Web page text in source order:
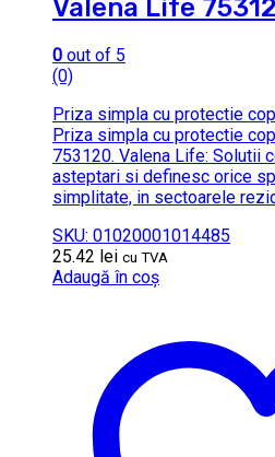
Valena Life
0 out of 5
(0)
Priza simpla cu protectie
Priza simpla cu protectie
753120. Valena Life: Solutii
asteptari si definesc orice
simplitate, in sectoarele
SKU: 01020001014485
25.42 lei cu TVA
Adaugă în coș